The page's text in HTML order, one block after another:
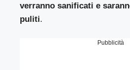
verranno sanificati e
puliti.
Pubblicità